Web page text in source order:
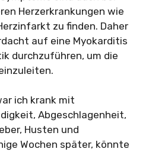
Herzerkrankungen wie
zu finden. Daher
auf eine Myokarditis
durchzuführen, um die
ich krank mit
Abgeschlagenheit,
Husten und
Wochen später, könnte